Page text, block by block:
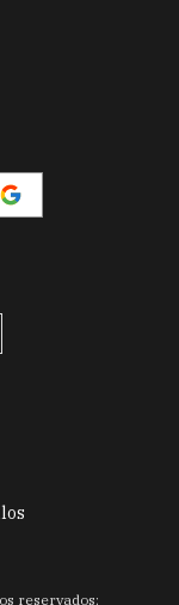
reservados: